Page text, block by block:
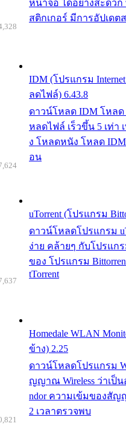
หน้าจอ ได้อย่างสะดวก
สติกเกอร์ มีการอัปเดต
IDM (โปรแกรม
ลดไฟล์) 6.43.8
ดาวน์โหลด IDM โหลด
หลดไฟล์ เร็วขึ้น 5 เท่า
ง โหลดหนัง โหลด
อน
uTorrent (โปรแกรม
ดาวน์โหลดโปรแกรม
ง่าย คล้ายๆ กับโปรแก
ของ โปรแกรม
tTorrent
Homedale WLAN
ข้าง) 2.25
ดาวน์โหลดโปรแกรม
ญญาณ Wireless ว่าเป็
ndor ความเข้มของสัญ
2 เวลาตรวจพบ